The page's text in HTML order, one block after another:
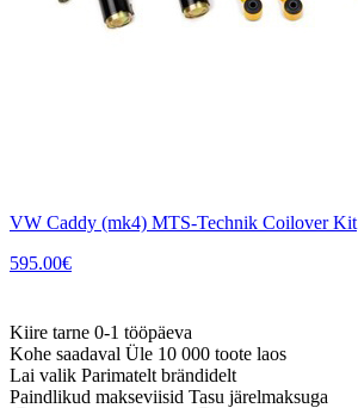
VW Caddy (mk4) MTS-Technik Coilover Kit
595.00€
Kiire tarne 0-1 tööpäeva
Kohe saadaval Üle 10 000 toote laos
Lai valik Parimatelt brändidelt
Paindlikud makseviisid Tasu järelmaksuga